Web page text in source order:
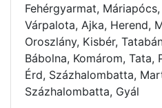
Fehérgyarmat,
Várpalota, Ajka, Herend,
Oroszlány, Kisbér,
Bábolna, Komárom, Tata,
Érd, Százhalombatta,
Százhalombatta, Gyál